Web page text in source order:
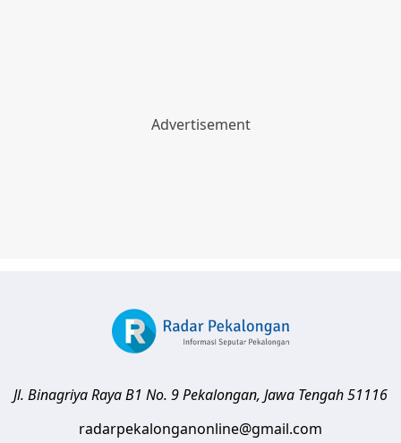
Jl. Binagriya Raya B1 No. 9Pekalongan, Jawa Tengah51116
radarpekalonganonline@gmail.com